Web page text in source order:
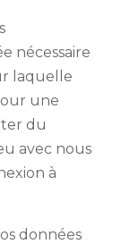
nécessaire
laquelle
une
du
avec nous
à
données